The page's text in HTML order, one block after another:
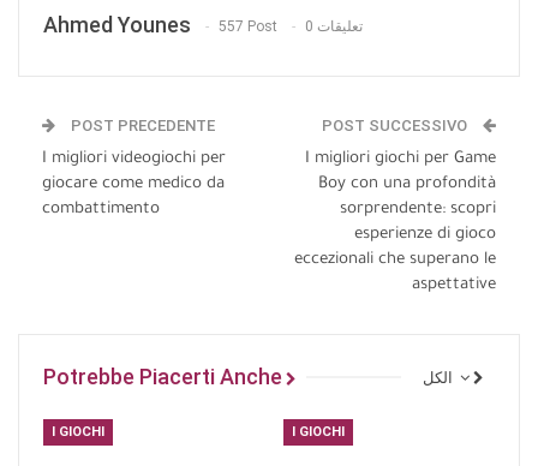
Ahmed Younes 557 Post 0 تعليقات
POST PRECEDENTE
I migliori videogiochi per
giocare come medico da
combattimento
POST SUCCESSIVO
I migliori giochi per Game
Boy con una profondità
sorprendente: scopri
esperienze di gioco
eccezionali che superano le
aspettative
Potrebbe Piacerti Anche
I GIOCHI I GIOCHI